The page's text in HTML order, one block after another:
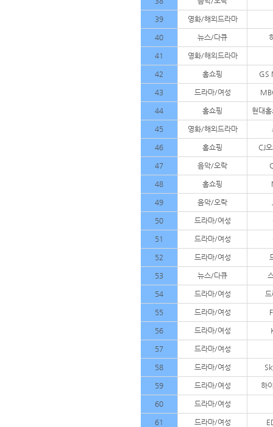
39 영화/해외드라마
40 뉴스/다큐
41 영화/해외드라마
42 홈쇼핑 GS
43 드라마/여성
44 홈쇼핑 현대
45 영화/해외드라마
46 홈쇼핑 CJ
47 음악/오락
48 홈쇼핑
49 음악/오락
50 드라마/여성
51 드라마/여성
52 드라마/여성
53 뉴스/다큐
54 드라마/여성
55 드라마/여성
56 드라마/여성
57 드라마/여성
58 드라마/여성
59 드라마/여성 하
60 드라마/여성
61 드라마/여성